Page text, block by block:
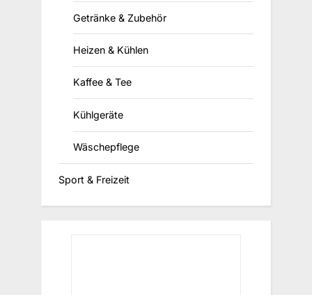
Getränke & Zubehör
Heizen & Kühlen
Kaffee & Tee
Kühlgeräte
Wäschepflege
Sport & Freizeit